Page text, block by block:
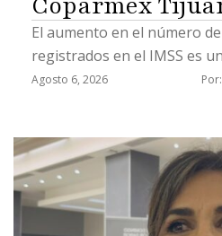
El aumento en el número
registrados en el IMSS es
Agosto 6, 2026 Por: